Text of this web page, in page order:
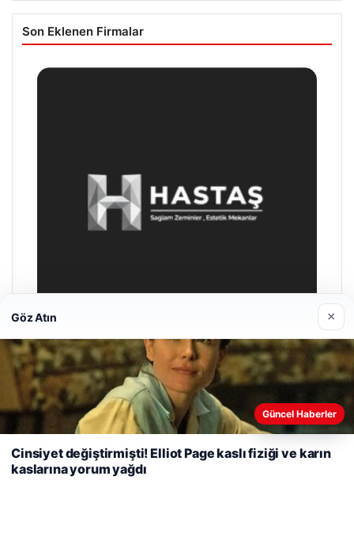
Son Eklenen Firmalar
Prenses Night Club
Nisan 29, 2026
Web sitemizi nasıl kullandığınızı daha iyi anlayabilmek,
deneyiminizi kişiselleştirmek ve geliştirmek amacıyla çerezler
kullanıyoruz.
Çerez Politikamız
Reddet Kabul Et
Göz Atın ×
Güncel Haberler
Cinsiyet değiştirmişti! Elliot Page kaslı fiziği ve karın
kaslarına yorum yağdı